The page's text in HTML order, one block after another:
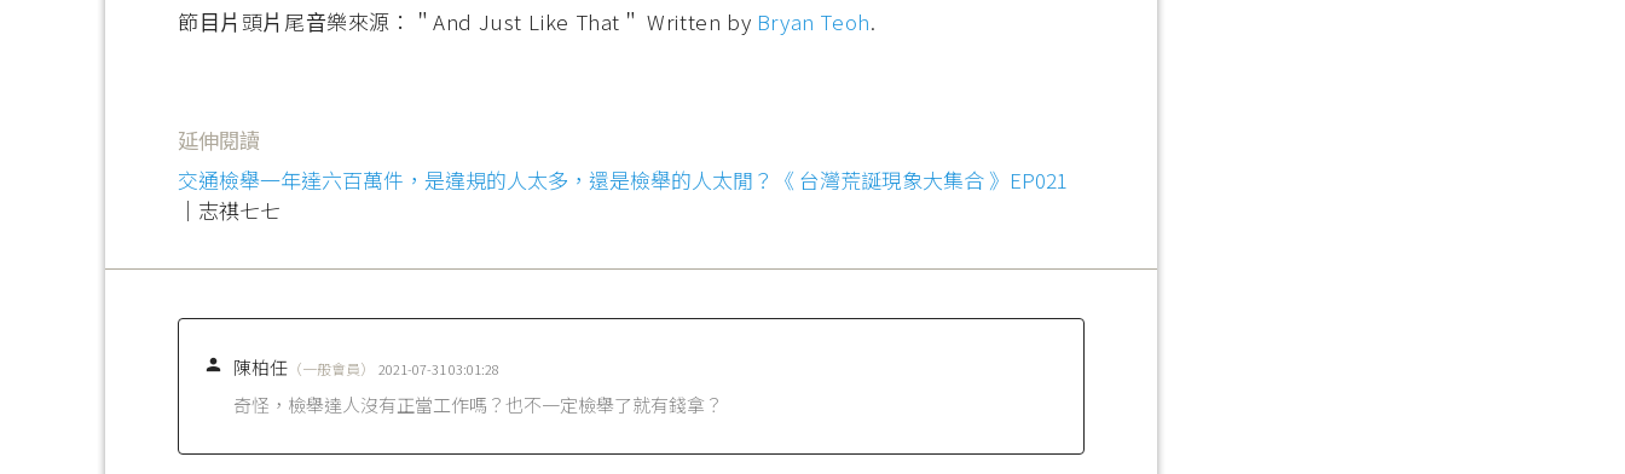
節⽬⽚頭⽚尾⾳樂來源：＂And Just Like That＂ Written by Bryan Teoh.
延伸閱讀
交通檢舉一年達六百萬件，是違規的人太多，還是檢舉的人太閒？《 台灣荒誕現象大集合 》EP021
｜志祺七七
 陳柏任 （一般會員） 2021-07-31 03:01:28
奇怪，檢舉達人沒有正當工作嗎？也不一定檢舉了就有錢拿？